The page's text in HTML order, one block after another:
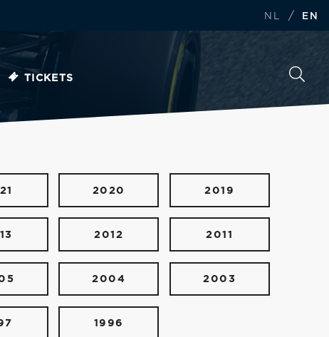
NL / EN
TICKETS
2020 2019
2012 2011
2004 2003
1996